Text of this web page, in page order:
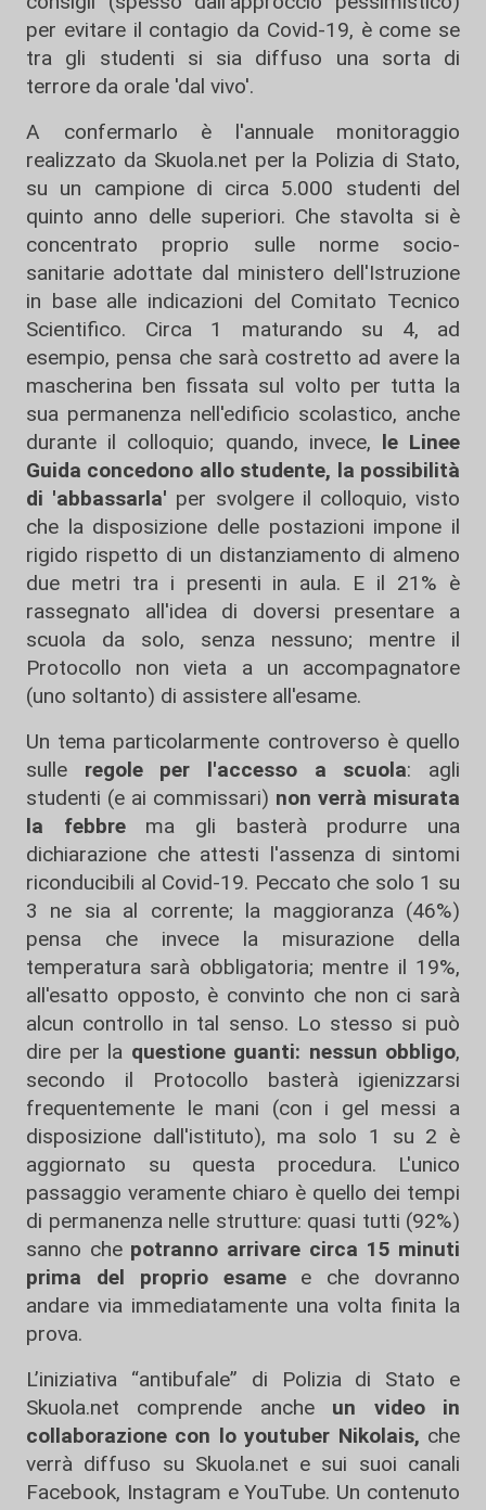
per evitare il contagio da Covid-19, è come se
tra gli studenti si sia diffuso una sorta di
terrore da orale 'dal vivo'.
A confermarlo è l'annuale monitoraggio
realizzato da Skuola.net per la Polizia di Stato,
su un campione di circa 5.000 studenti del
quinto anno delle superiori. Che stavolta si è
concentrato proprio sulle norme socio-
sanitarie adottate dal ministero dell'Istruzione
in base alle indicazioni del Comitato Tecnico
Scientifico. Circa 1 maturando su 4, ad
esempio, pensa che sarà costretto ad avere la
mascherina ben fissata sul volto per tutta la
sua permanenza nell'edificio scolastico, anche
durante il colloquio; quando, invece, le Linee
Guida concedono allo studente, la possibilità
di 'abbassarla' per svolgere il colloquio, visto
che la disposizione delle postazioni impone il
rigido rispetto di un distanziamento di almeno
due metri tra i presenti in aula. E il 21% è
rassegnato all'idea di doversi presentare a
scuola da solo, senza nessuno; mentre il
Protocollo non vieta a un accompagnatore
(uno soltanto) di assistere all'esame.
Un tema particolarmente controverso è quello
sulle regole per l'accesso a scuola: agli
studenti (e ai commissari) non verrà misurata
la febbrema gli basterà produrre una
dichiarazione che attesti l'assenza di sintomi
riconducibili al Covid-19. Peccato che solo 1 su
3 ne sia al corrente; la maggioranza (46%)
pensa che invece la misurazione della
temperatura sarà obbligatoria; mentre il 19%,
all'esatto opposto, è convinto che non ci sarà
alcun controllo in tal senso. Lo stesso si può
dire per la questione guanti: nessun obbligo,
secondo il Protocollo basterà igienizzarsi
frequentemente le mani (con i gel messi a
disposizione dall'istituto), ma solo 1 su 2 è
aggiornato su questa procedura. L'unico
passaggio veramente chiaro è quello dei tempi
di permanenza nelle strutture: quasi tutti (92%)
sanno che potranno arrivare circa 15 minuti
prima del proprio esamee che dovranno
andare via immediatamente una volta finita la
prova.
L’iniziativa “antibufale” di Polizia di Stato e
Skuola.net comprende anche un video in
collaborazione con lo youtuber Nikolais, che
verrà diffuso su Skuola.net e sui suoi canali
Facebook, Instagram e YouTube. Un contenuto